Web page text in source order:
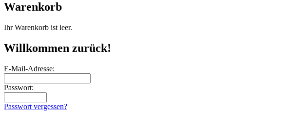
Warenkorb
Ihr Warenkorb ist leer.
Willkommen zurück!
E-Mail-Adresse:
Passwort:
Passwort vergessen?